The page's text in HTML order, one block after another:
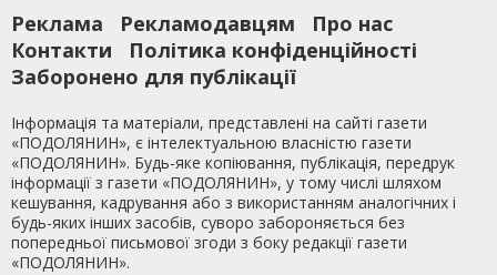
Реклама Рекламодавцям
Про нас
Контакти
Політика конфіденційності
Заборонено для публікації
Інформація та матеріали, представлені на сайті газети
«ПОДОЛЯНИН», є інтелектуальною власністю газети
«ПОДОЛЯНИН». Будь-яке копіювання, публікація, передрук
інформації з газети «ПОДОЛЯНИН», у тому числі шляхом
кешування, кадрування або з використанням аналогічних і
будь-яких інших засобів, суворо забороняється без
попередньої письмової згоди з боку редакції газети
«ПОДОЛЯНИН».